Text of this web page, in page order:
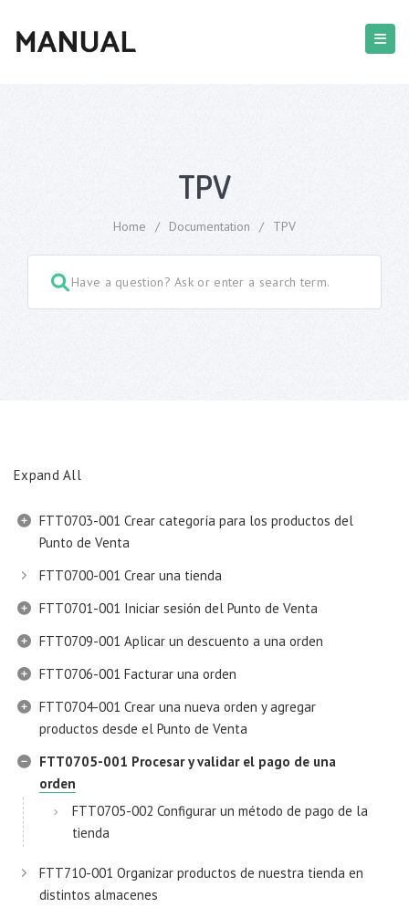
TPV
Home / Documentation / TPV
Expand All
FTT0703-001 Crear categoría para los productos del
Punto de Venta
FTT0700-001 Crear una tienda
FTT0701-001 Iniciar sesión del Punto de Venta
FTT0709-001 Aplicar un descuento a una orden
FTT0706-001 Facturar una orden
FTT0704-001 Crear una nueva orden y agregar
productos desde el Punto de Venta
FTT0705-001 Procesar y validar el pago de una
orden
FTT0705-002 Configurar un método de pago de la
tienda
FTT710-001 Organizar productos de nuestra tienda en
distintos almacenes